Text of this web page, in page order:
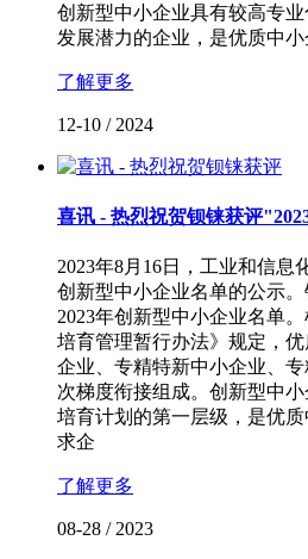
创新型中小企业具有较高专
发展潜力的企业，是优质中小
了解更多
12-10 / 2024
喜讯 - 热烈祝贺钡铼获评
2023年8月16日，工业和信息
创新型中小企业名单的公示
2023年创新型中小企业名单
培育管理暂行办法》规定，
企业、专精特新中小企业、
次梯度衔接组成。创新型中
培育计划的第一层级，是优
求企
了解更多
08-28 / 2023